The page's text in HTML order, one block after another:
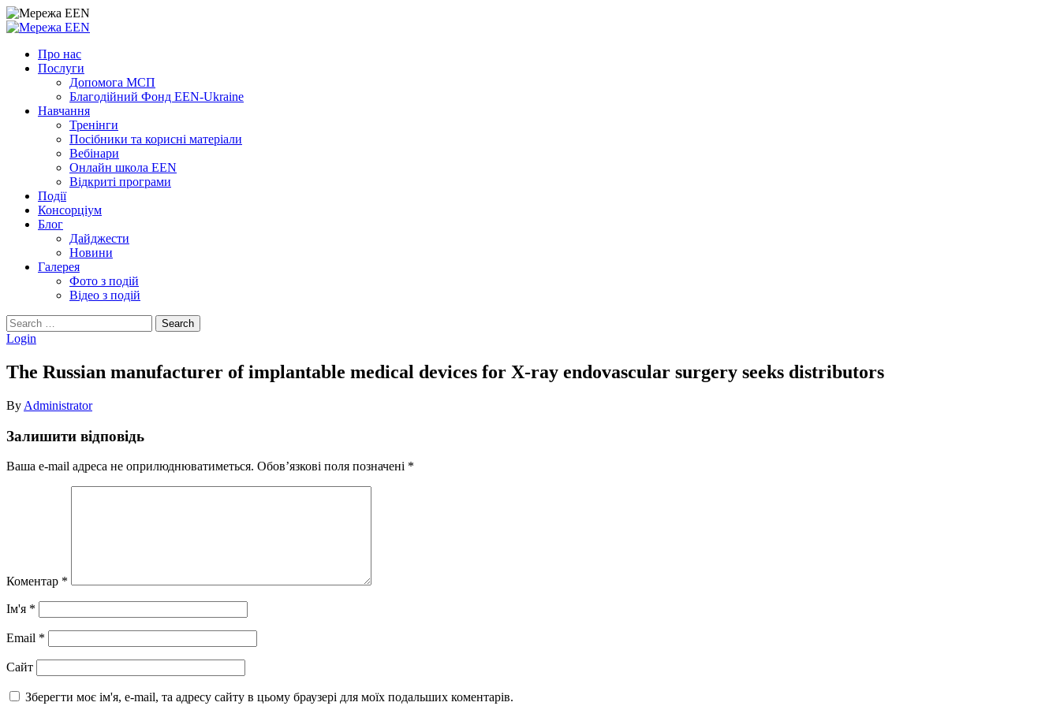
Skip
to
Про нас
Послуги
Допомога МСП
Благодійний Фонд EEN-Ukraine
Навчання
Тренінги
Посібники та корисні матеріали
Вебінари
Онлайн школа EEN
Відкриті програми
Події
Консорціум
Блог
Дайджести
Новини
Галерея
Фото з подій
Відео з подій
Search
for:
Search
Login
The Russian manufacturer of implantable medical devices for X-ray endovascular surgery seeks distributors
By Administrator
Залишити відповідь
Ваша e-mail адреса не оприлюднюватиметься. Обов’язкові поля позначені *
Коментар *
Ім'я *
Email *
Сайт
Зберегти моє ім'я, e-mail, та адресу сайту в цьому браузері для моїх подальших коментарів.